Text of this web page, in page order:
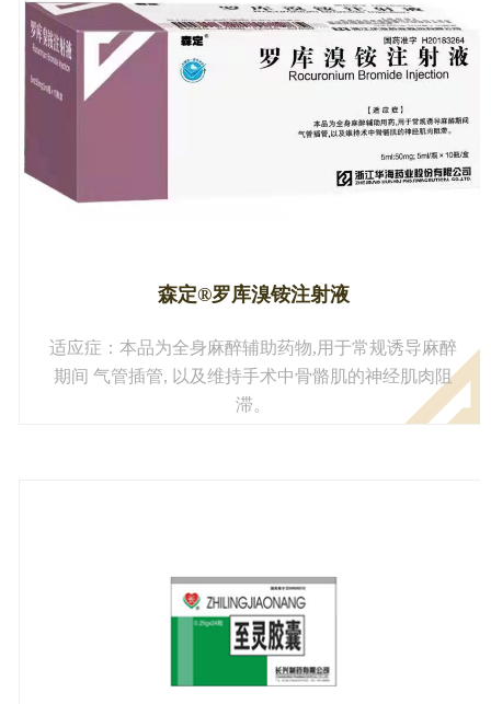
森定®罗库溴铵注射液
适应症：本品为全身麻醉辅助药物,用于常规诱导麻醉
期间 气管插管, 以及维持手术中骨骼肌的神经肌肉阻
滞。